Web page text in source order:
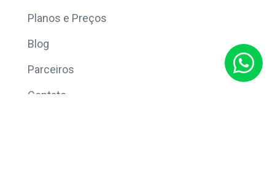
Planos e Preços
Blog
Parceiros
Contato